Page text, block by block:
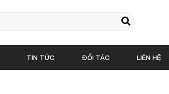
TIN TỨC ĐỐI TÁC LIÊN HỆ